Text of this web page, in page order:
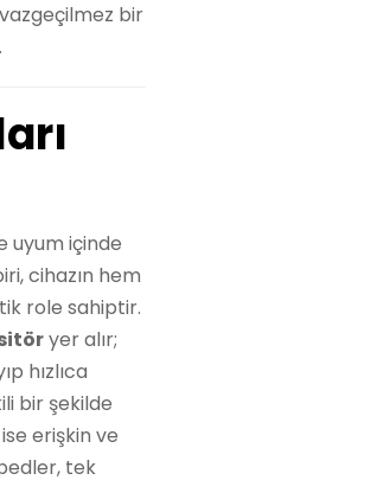
bir
uyum içinde
cihazın hem
role sahiptir.
yer alır;
hızlıca
bir şekilde
ise erişkin ve
tek